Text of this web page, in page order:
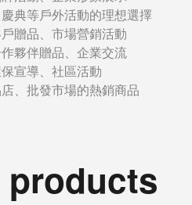
典等戶外活動的理想選擇
贈品、市場營銷活動
夥伴贈品、企業交流
宣導、社區活動
、批發市場的熱銷商品
products